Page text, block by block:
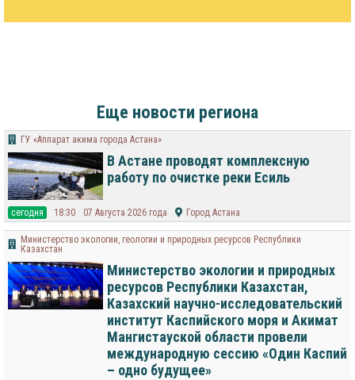
Еще новости региона
ГУ «Аппарат акима города Астана»
В Астане проводят комплексную
работу по очистке реки Есиль
cегодня 18:30 07 Августа 2026 года Город Астана
Министерство экологии, геологии и природных ресурсов Республики
Казахстан
Министерство экологии и природных
ресурсов Республики Казахстан,
Казахский научно-исследовательский
институт Каспийского моря и Акимат
Мангистауской области провели
международную сессию «Один Каспий
– одно будущее»